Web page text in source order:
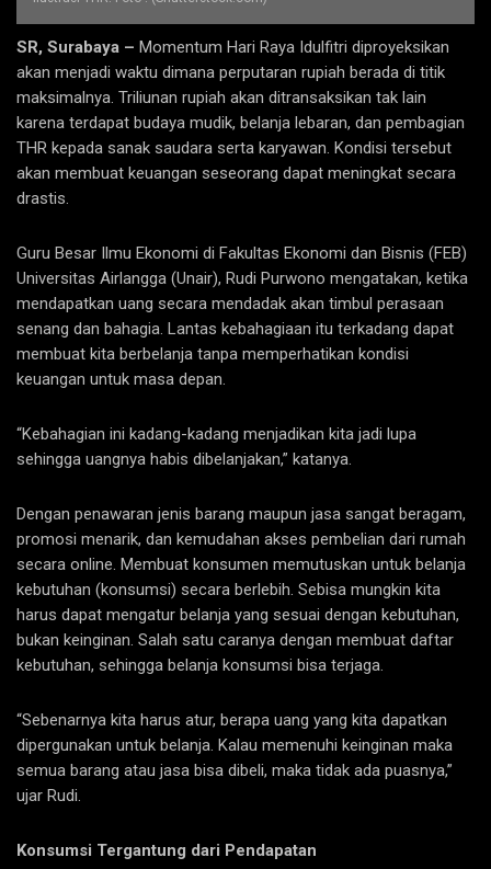
SR, Surabaya – Momentum Hari Raya Idulfitri diproyeksikan
akan menjadi waktu dimana perputaran rupiah berada di titik
maksimalnya. Triliunan rupiah akan ditransaksikan tak lain
karena terdapat budaya mudik, belanja lebaran, dan pembagian
THR kepada sanak saudara serta karyawan. Kondisi tersebut
akan membuat keuangan seseorang dapat meningkat secara
drastis.
Guru Besar Ilmu Ekonomi di Fakultas Ekonomi dan Bisnis (FEB)
Universitas Airlangga (Unair), Rudi Purwono mengatakan, ketika
mendapatkan uang secara mendadak akan timbul perasaan
senang dan bahagia. Lantas kebahagiaan itu terkadang dapat
membuat kita berbelanja tanpa memperhatikan kondisi
keuangan untuk masa depan.
“Kebahagian ini kadang-kadang menjadikan kita jadi lupa
sehingga uangnya habis dibelanjakan,” katanya.
Dengan penawaran jenis barang maupun jasa sangat beragam,
promosi menarik, dan kemudahan akses pembelian dari rumah
secara online. Membuat konsumen memutuskan untuk belanja
kebutuhan (konsumsi) secara berlebih. Sebisa mungkin kita
harus dapat mengatur belanja yang sesuai dengan kebutuhan,
bukan keinginan. Salah satu caranya dengan membuat daftar
kebutuhan, sehingga belanja konsumsi bisa terjaga.
“Sebenarnya kita harus atur, berapa uang yang kita dapatkan
dipergunakan untuk belanja. Kalau memenuhi keinginan maka
semua barang atau jasa bisa dibeli, maka tidak ada puasnya,”
ujar Rudi.
Konsumsi Tergantung dari Pendapatan